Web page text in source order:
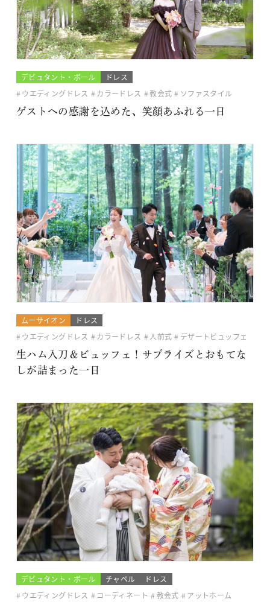
デビュタント・ボール
ドレス
ウエディングドレス
カラードレス 教会式
ソファスタイル
ゲストへの感謝を込めた、笑顔あふれる一日
ムーサイオン
ドレス
ウエディングドレス
カラードレス 人前式
デザートビュッフェ
生ハム入刀＆ビュッフェ！サプライズとおもてな
しが詰まった一日
デビュタント・ボール チャペル
ドレス
ウエディングドレス
コーディネート 教会式 アットホーム